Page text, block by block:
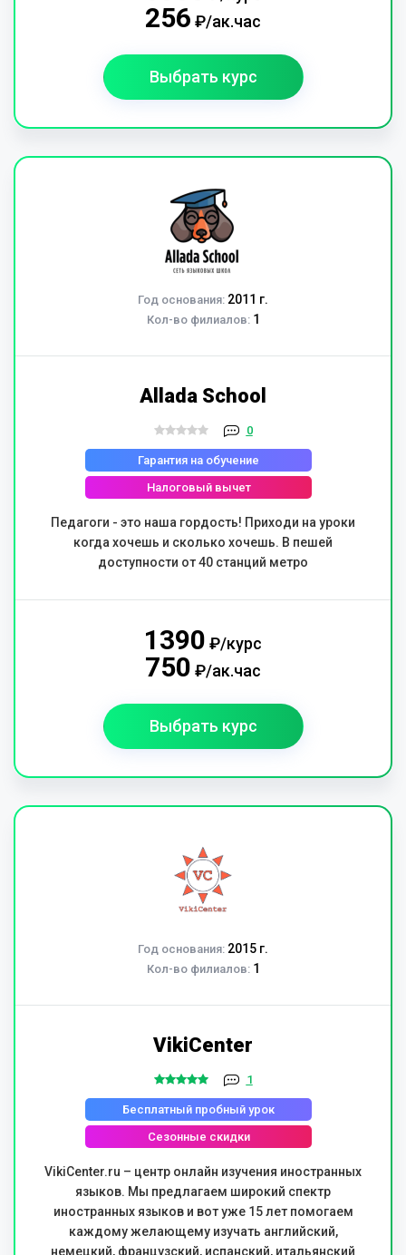
256 ₽/ак.час
Выбрать курс
Год основания: 2011 г.
Кол-во филиалов:1
Allada School
0
Гарантия на обучение
Налоговый вычет
Педагоги - это наша гордость! Приходи на уроки
когда хочешь и сколько хочешь. В пешей
доступности от 40 станций метро
1390 ₽/курс
750 ₽/ак.час
Выбрать курс
Год основания: 2015 г.
Кол-во филиалов:1
VikiCenter
1
Бесплатный пробный урок
Сезонные скидки
VikiCenter.ru – центр онлайн изучения иностранных
языков. Мы предлагаем широкий спектр
иностранных языков и вот уже 15 лет помогаем
каждому желающему изучать английский,
немецкий, французский, испанский, итальянский